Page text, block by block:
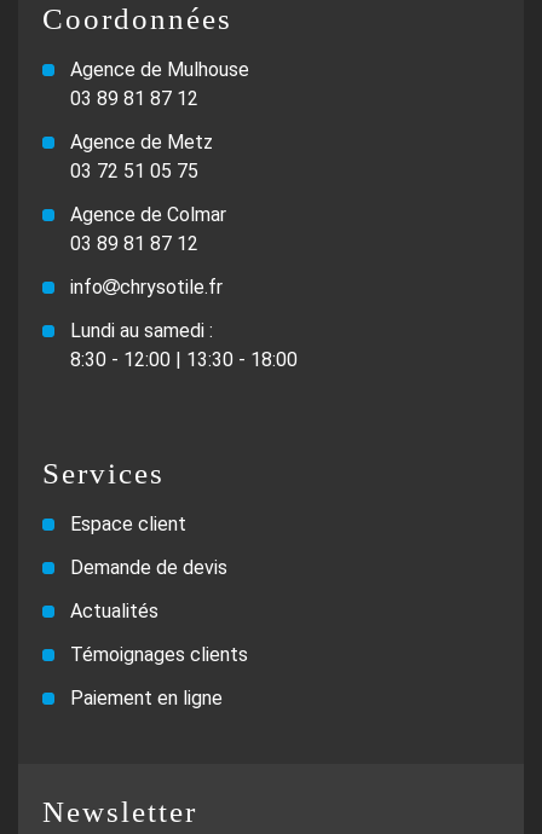
Coordonnées
Agence de Mulhouse
03 89 81 87 12
Agence de Metz
03 72 51 05 75
Agence de Colmar
03 89 81 87 12
info
chrysotile.fr
Lundi au samedi :
8:30 - 12:00 | 13:30 - 18:00
Newsletter
Services
Espace client
Demande de devis
Actualités
Témoignages clients
Paiement en ligne